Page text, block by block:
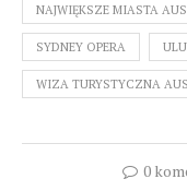
NAJWIĘKSZE MIASTA
SYDNEY OPERA
WIZA TURYSTYCZNA
0